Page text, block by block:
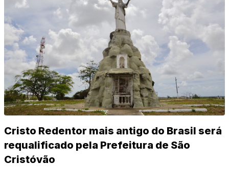
Cristo Redentor mais antigo do Brasil será
requalificado pela Prefeitura de São
Cristóvão